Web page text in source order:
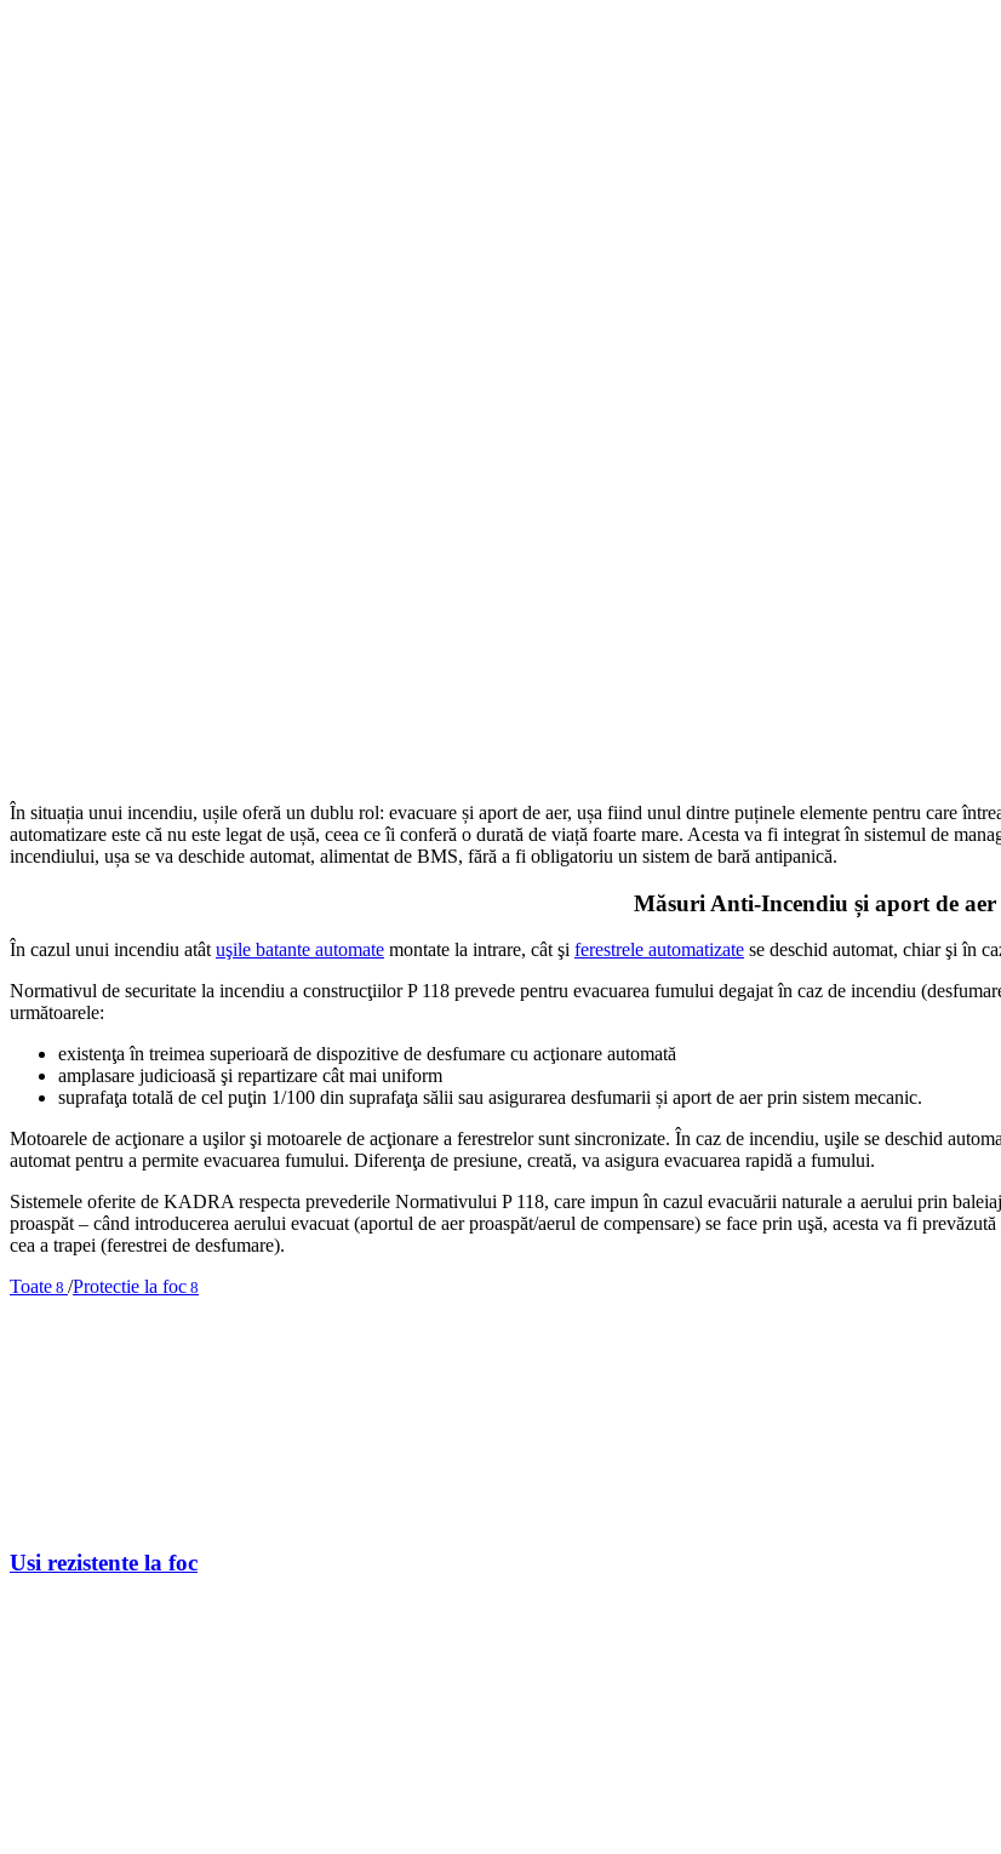
În situația unui incendiu, ușile oferă un dublu rol: evacuare și aport de aer, ușa fiind unul dintre puținele elemente pentru care
automatizare este că nu este legat de ușă, ceea ce îi conferă o durată de viață foarte mare. Acesta va fi integrat în sistemul de
incendiului, ușa se va deschide automat, alimentat de BMS, fără a fi obligatoriu un sistem de bară antipanică.
Măsuri Anti-Incendiu și aport de aer
În cazul unui incendiu atât uşile batante automate montate la intrare, cât şi ferestrele automatizate se deschid automat, chiar şi în
Normativul de securitate la incendiu a construcţiilor P 118 prevede pentru evacuarea fumului degajat în caz de incendiu
următoarele:
existenţa în treimea superioară de dispozitive de desfumare cu acţionare automată
amplasare judicioasă şi repartizare cât mai uniform
suprafaţa totală de cel puţin 1/100 din suprafaţa sălii sau asigurarea desfumarii și aport de aer prin sistem mecanic.
Motoarele de acţionare a uşilor şi motoarele de acţionare a ferestrelor sunt sincronizate. În caz de incendiu, uşile se deschid
automat pentru a permite evacuarea fumului. Diferenţa de presiune, creată, va asigura evacuarea rapidă a fumului.
Sistemele oferite de KADRA respecta prevederile Normativului P 118, care impun în cazul evacuării naturale a aerului prin
proaspăt – când introducerea aerului evacuat (aportul de aer proaspăt/aerul de compensare) se face prin uşă, acesta va fi
cea a trapei (ferestrei de desfumare).
Toate 8 /Protectie la foc 8
Usi rezistente la foc